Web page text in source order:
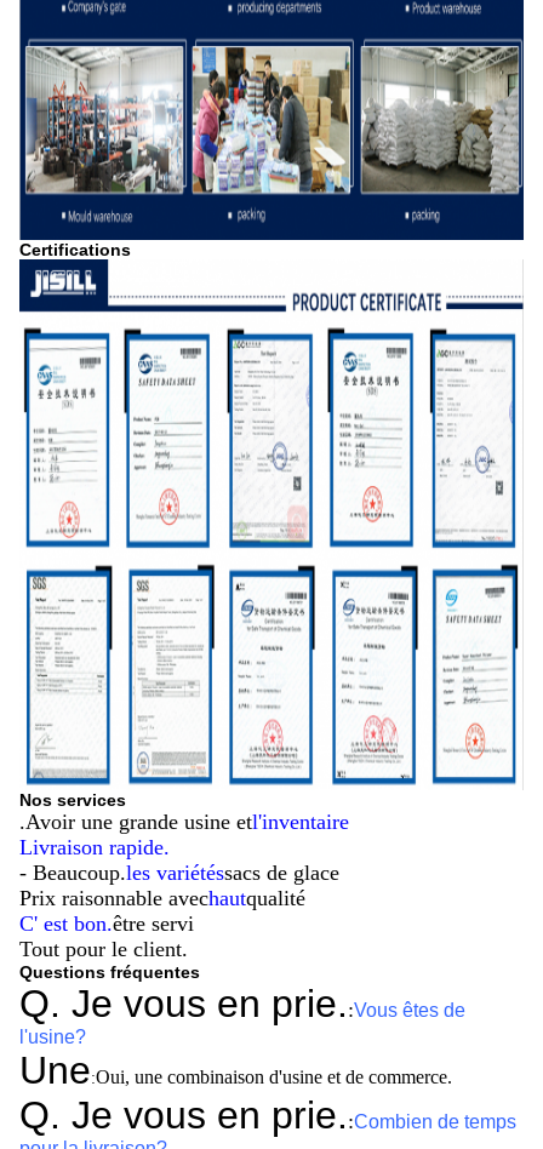
Certifications
Nos services
.Avoir une grande usine etl'inventaire
Livraison rapide.
- Beaucoup.les variétéssacs de glace
Prix raisonnable avechautqualité
C' est bon.être servi
Tout pour le client.
Questions fréquentes
Q. Je vous en prie. :Vous êtes de
l'usine?
Une:Oui, une combinaison d'usine et de commerce.
Q. Je vous en prie. :Combien de temps